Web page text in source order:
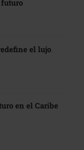
el lujo
en el Caribe